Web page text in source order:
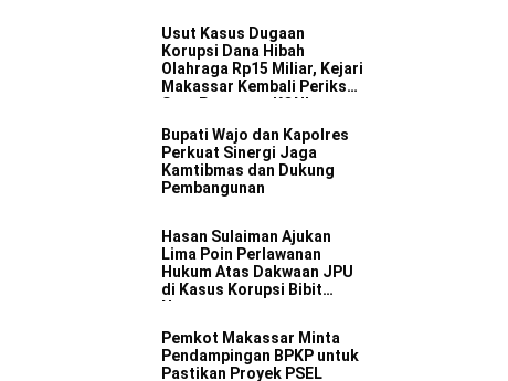
Usut Kasus Dugaan
Korupsi Dana Hibah
Olahraga Rp15 Miliar, Kejari
Makassar Kembali Periksa
Satu Pengurus KONI
Bupati Wajo dan Kapolres
Perkuat Sinergi Jaga
Kamtibmas dan Dukung
Pembangunan
Hasan Sulaiman Ajukan
Lima Poin Perlawanan
Hukum Atas Dakwaan JPU
di Kasus Korupsi Bibit
Nanas
Pemkot Makassar Minta
Pendampingan BPKP untuk
Pastikan Proyek PSEL